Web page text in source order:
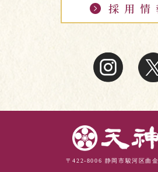
〒422-8006 静岡市駿河区曲